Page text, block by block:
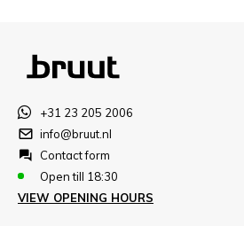
+31 23 205 2006
info@bruut.nl
Contact form
Open till 18:30
VIEW OPENING HOURS